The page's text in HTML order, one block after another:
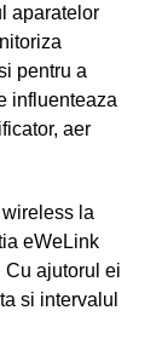
aparatelor
pentru a
influenteaza
aer
la
eWeLink
Cu ajutorul ei
si intervalul